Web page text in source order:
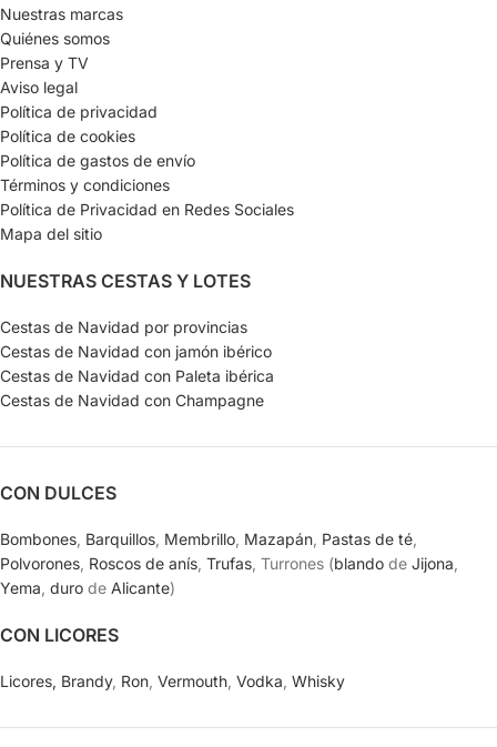
Nuestras marcas
Quiénes somos
Prensa y TV
Aviso legal
Política de privacidad
Política de cookies
Política de gastos de envío
Términos y condiciones
Política de Privacidad en Redes Sociales
Mapa del sitio
NUESTRAS CESTAS Y LOTES
Cestas de Navidad por provincias
Cestas de Navidad con jamón ibérico
Cestas de Navidad con Paleta ibérica
Cestas de Navidad con Champagne
CON DULCES
Bombones Barquillos Membrillo Mazapán Pastas de té
Polvorones Roscos de anís Trufas , Turrones (blando de Jijona
Yema duro de Alicante)
CON LICORES
Licores, Brandy, Ron Vermouth Vodka Whisky